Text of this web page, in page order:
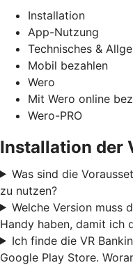
Installation
App-Nutzung
Technisches &
Mobil bezahlen
Wero
Mit Wero online
Wero-PRO
Installation der
Was sind die
zu nutzen?
Welche Version muss
Handy haben, damit ich
Ich finde die VR
Google Play Store.